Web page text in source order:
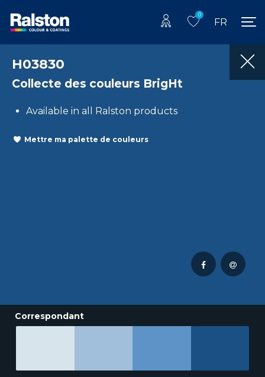
0
FR
H03830
Collecte des couleurs BrigHt
Available in all Ralston products
Mettre ma palette de couleurs
Correspondant